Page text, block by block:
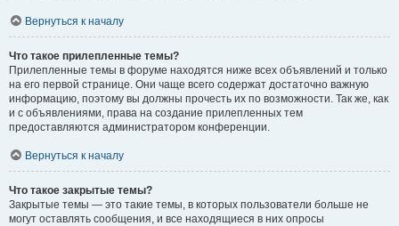
Вернуться к началу
Что такое прилепленные темы?
Прилепленные темы в форуме находятся ниже всех объявлений и только
на его первой странице. Они чаще всего содержат достаточно важную
информацию, поэтому вы должны прочесть их по возможности. Так же, как
и с объявлениями, права на создание прилепленных тем
предоставляются администратором конференции.
Вернуться к началу
Что такое закрытые темы?
Закрытые темы — это такие темы, в которых пользователи больше не
могут оставлять сообщения, и все находящиеся в них опросы